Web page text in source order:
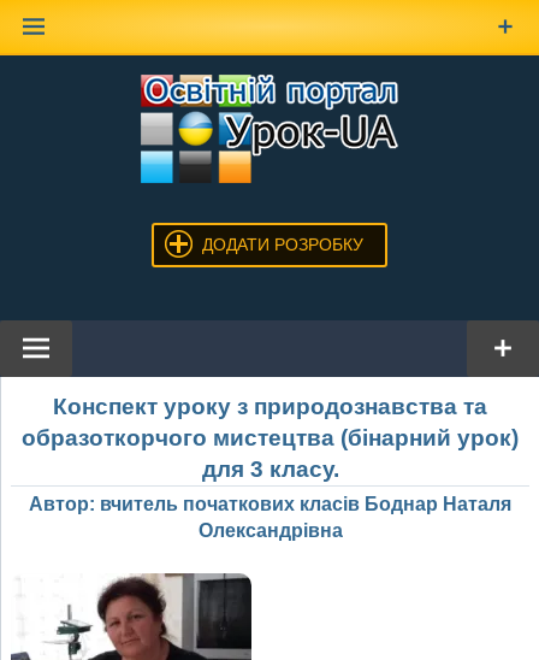
ДОДАТИ РОЗРОБКУ
Конспект уроку з природознавства та
образоткорчого мистецтва (бінарний урок)
для 3 класу.
Автор: вчитель початкових класів Боднар Наталя
Олександрівна